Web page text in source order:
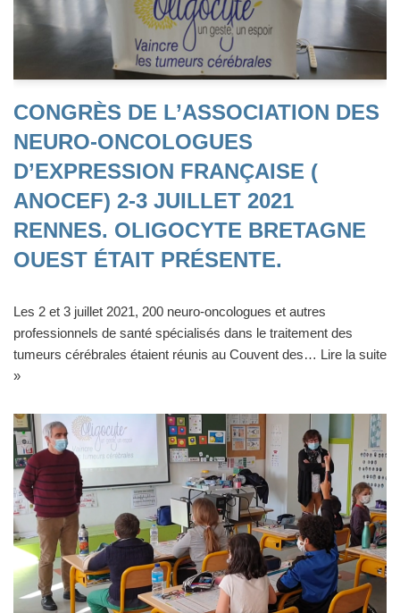
CONGRÈS DE L’ASSOCIATION DES
NEURO-ONCOLOGUES
D’EXPRESSION FRANÇAISE (
ANOCEF) 2-3 JUILLET 2021
RENNES. OLIGOCYTE BRETAGNE
OUEST ÉTAIT PRÉSENTE.
Les 2 et 3 juillet 2021, 200 neuro-oncologues et autres
professionnels de santé spécialisés dans le traitement des
tumeurs cérébrales étaient réunis au Couvent des… Lire la suite
»